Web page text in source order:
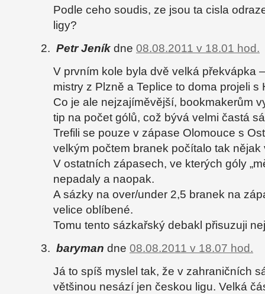
Podle ceho soudis, ze jsou ta cisla
ligy?
Petr Jeník dne 08.08.2011 v 18.01 hod.
V prvním kole byla dvě velká překvápka
mistry z Plzně a Teplice to doma projeli s
Co je ale nejzajíměvější, bookmakerům
tip na počet gólů, což bývá velmi častá
Trefili se pouze v zápase Olomouce s
velkým počtem branek počítalo tak nějak
V ostatních zápasech, ve kterých góly
nepadaly a naopak.
A sázky na over/under 2,5 branek na
velice oblíbené.
Tomu tento sázkařský debakl přisuzuji
baryman dne 08.08.2011 v 18.07 hod.
Já to spíš myslel tak, že v zahraničních
většinou nesází jen českou ligu. Velká